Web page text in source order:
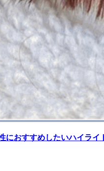
におすすめしたいハイラ